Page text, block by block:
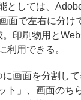
としては、
面で左右に分け
印刷物用と
利用できる。
画面を分割し
ト」、画面のち